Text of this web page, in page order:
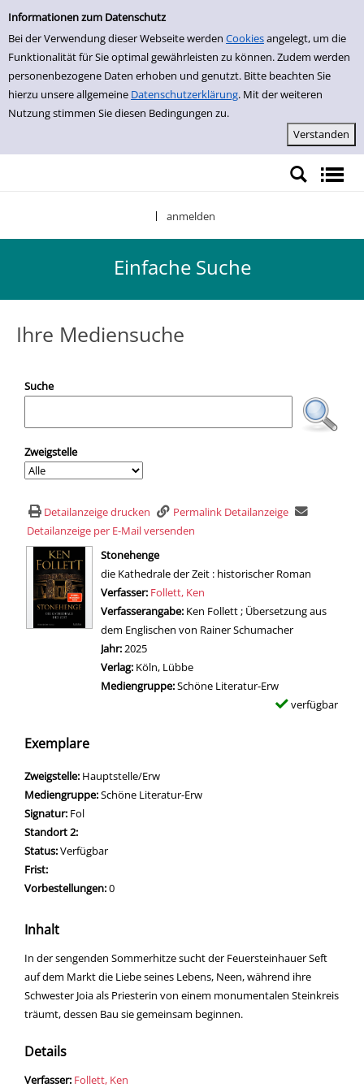
Einfache Suche
Informationen zum Datenschutz
Bei der Verwendung dieser Webseite werden Cookiesangelegt, um die
Funktionalität für Sie optimal gewährleisten zu können. Zudem werden
personenbezogene Daten erhoben und genutzt. Bitte beachten Sie
hierzu unsere allgemeine Datenschutzerklärung. Mit der weiteren
Nutzung stimmen Sie diesen Bedingungen zu.
Zur Detailanzeige springen
anmelden
Einfache Suche
Ihre Mediensuche
Suche
Zweigstelle
Detailanzeige drucken
Permalink Detailanzeige
Detailanzeige per E-Mail versenden
wird in neuem Tab geöffnet
Stonehenge
die Kathedrale der Zeit : historischer Roman
Verfasser: Suche nach diesem Verfasser
Follett, Ken
Verfasserangabe: Ken Follett ; Übersetzung aus
dem Englischen von Rainer Schumacher
Jahr: 2025
Verlag: Köln, Lübbe
Mediengruppe:Schöne Literatur-Erw
verfügbar
Exemplare
Zweigstelle: Hauptstelle/Erw
Mediengruppe:Schöne Literatur-Erw
Signatur: Fol
Standort 2:
Status:Verfügbar
Frist:
Vorbestellungen:0
Inhalt
In der sengenden Sommerhitze sucht der Feuersteinhauer Seft
auf dem Markt die Liebe seines Lebens, Neen, während ihre
Schwester Joia als Priesterin von einem monumentalen Steinkreis
träumt, dessen Bau sie gemeinsam beginnen.
Details
Verfasser: Suche nach diesem Verfasser
Follett, Ken